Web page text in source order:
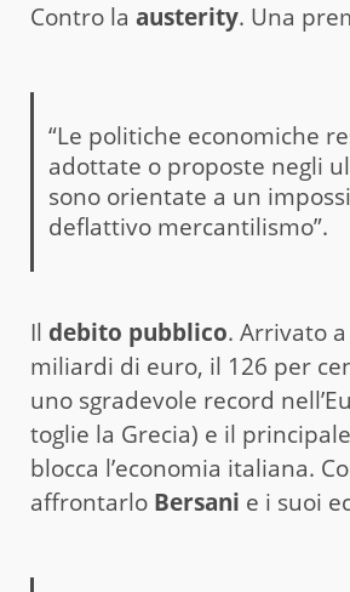
Contro la austerity. Una
“Le politiche economiche
adottate o proposte negli
sono orientate a un
deflattivo mercantilismo”.
Il debito pubblico. Arrivato
miliardi di euro, il 126 per
uno sgradevole record
toglie la Grecia) e il
blocca l’economia italiana.
affrontarlo Bersani e i suoi